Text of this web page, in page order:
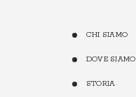
CHI SIAMO
DOVE SIAMO
STORIA